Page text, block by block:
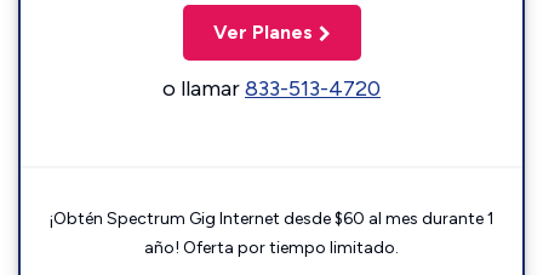
Ver Planes
o llamar833-513-4720
¡Obtén Spectrum Gig Internet desde $60 al mes durante 1
año! Oferta por tiempo limitado.